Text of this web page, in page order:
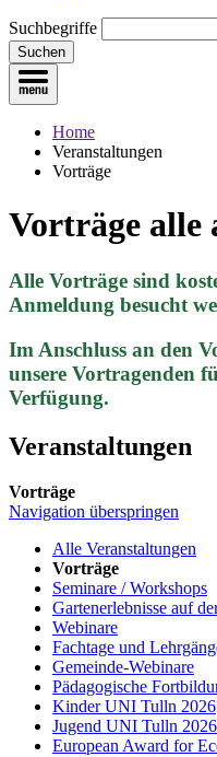
Suchbegriffe
Suchen
Home
Veranstaltungen
Vorträge
Vorträge alle
Alle Vorträge sind
Anmeldung besucht
Im Anschluss an den
unsere Vortragenden
Verfügung.
Veranstaltungen
Vorträge
Navigation überspringen
Alle Veranstaltungen
Vorträge
Seminare / Workshops
Gartenerlebnisse auf
Webinare
Fachtage und
Gemeinde-Webinare
Pädagogische
Kinder UNI Tulln 2026
Jugend UNI Tulln 2026
European Award for